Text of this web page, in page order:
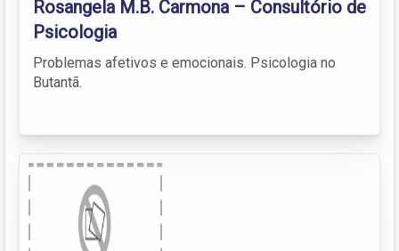
Rosangela M.B. Carmona – Consultório de
Psicologia
Problemas afetivos e emocionais. Psicologia no
Butantã.